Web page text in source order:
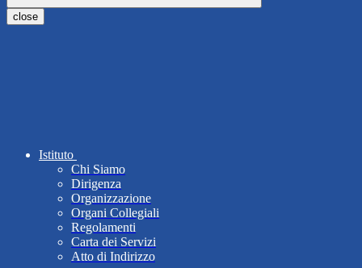
close
Istituto
Chi Siamo
Dirigenza
Organizzazione
Organi Collegiali
Regolamenti
Carta dei Servizi
Atto di Indirizzo